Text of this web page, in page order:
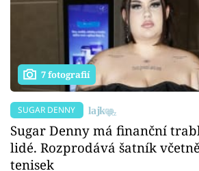
7 fotografií
SUGAR DENNY
Sugar Denny má finanční
lidé. Rozprodává šatník
tenisek